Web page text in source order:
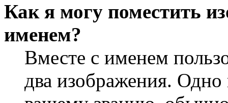
Как я могу поместить
именем?
Вместе с именем
два изображения.